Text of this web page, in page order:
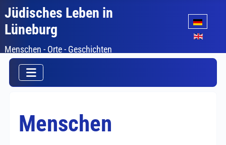
Jüdisches Leben in
Lüneburg
Menschen - Orte - Geschichten
Sprache